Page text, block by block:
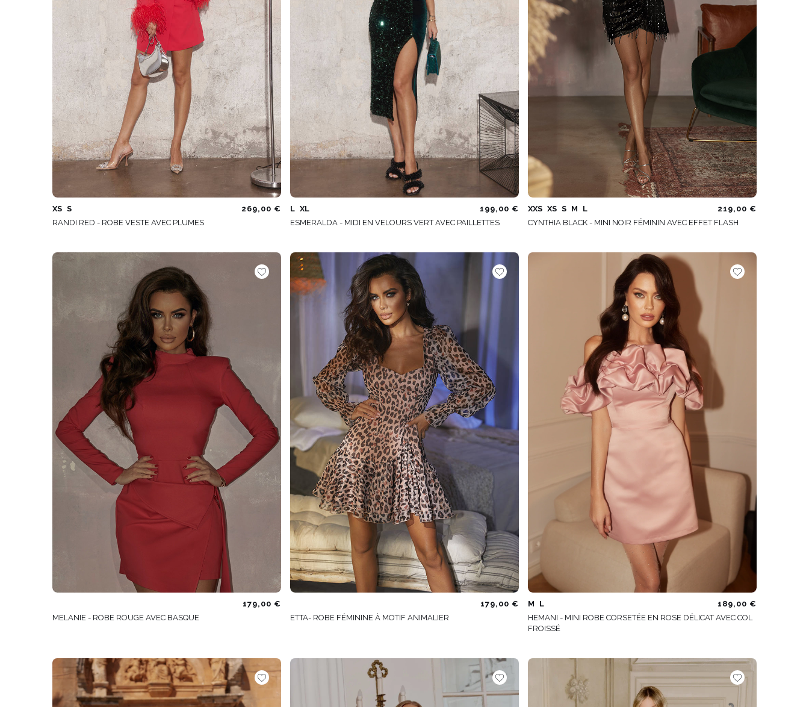
ÉVASÉ
ASYMÉTRIQUE
BOHO
JEAN
TRICOTÉ
SAISON / TISSU
ÉTÉ
PRINTEMPS
AUTOMNE
MANCHES / BRETELLES
AVEC DES MANCHES
LONGUES
AVEC DES MANCHES
COURTES
SUR LES BRETELLES
SANS BRETELLES
CATÉGORIES
POPULAIRES
POUR LE MARIAGE
NOUVEAUTÉS
DÉCOUVREZ LES
NOUVEAUTÉS
VOIR TOUS
VOIR TOUS
XS S
269,00 €
RANDI RED - ROBE VESTE AVEC PLUMES
L XL
199,00 €
ESMERALDA - MIDI EN VELOURS VERT AVEC PAILLETTES
XXS XS S M L
219,00 €
CYNTHIA BLACK - MINI NOIR FÉMININ AVEC EFFET FLASH
179,00 €
MELANIE - ROBE ROUGE AVEC BASQUE
179,00 €
ETTA- ROBE FÉMININE À MOTIF ANIMALIER
M L
189,00 €
HEMANI - MINI ROBE CORSETÉE EN ROSE DÉLICAT AVEC COL
FROISSÉ